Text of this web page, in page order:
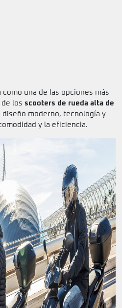
como una de las opciones más
los scooters de rueda alta de
diseño moderno, tecnología y
y la eficiencia.